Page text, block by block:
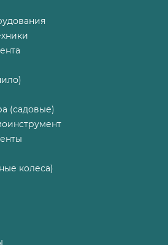
(садовые)
колеса)